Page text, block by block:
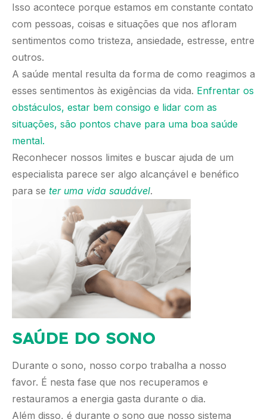
Isso acontece porque estamos em constante contato
com pessoas, coisas e situações que nos afloram
sentimentos como tristeza, ansiedade, estresse, entre
outros.
A saúde mental resulta da forma de como reagimos a
esses sentimentos às exigências da vida. Enfrentar os
obstáculos, estar bem consigo e lidar com as
situações, são pontos chave para uma boa saúde
mental.
Reconhecer nossos limites e buscar ajuda de um
especialista parece ser algo alcançável e benéfico
para se ter uma vida saudável.
SAÚDE DO SONO
Durante o sono, nosso corpo trabalha a nosso
favor. É nesta fase que nos recuperamos e
restauramos a energia gasta durante o dia.
Além disso, é durante o sono que nosso sistema